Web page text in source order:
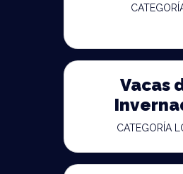
Vacas
CATEGORÍA